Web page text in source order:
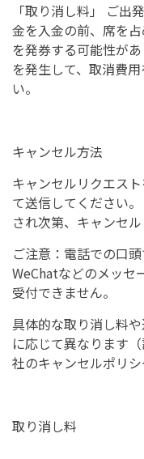
「取り消し料」 ご出
金を入金の前、席を
を発券する可能性が
を発生して、取消費
い。
キャンセル方法
キャンセルリクエス
て送信してください
され次第、キャンセ
ご注意：電話での口
WeChatなどのメッセ
受付できません。
具体的な取り消し料
に応じて異なります
社のキャンセルポリシ
取り消し料